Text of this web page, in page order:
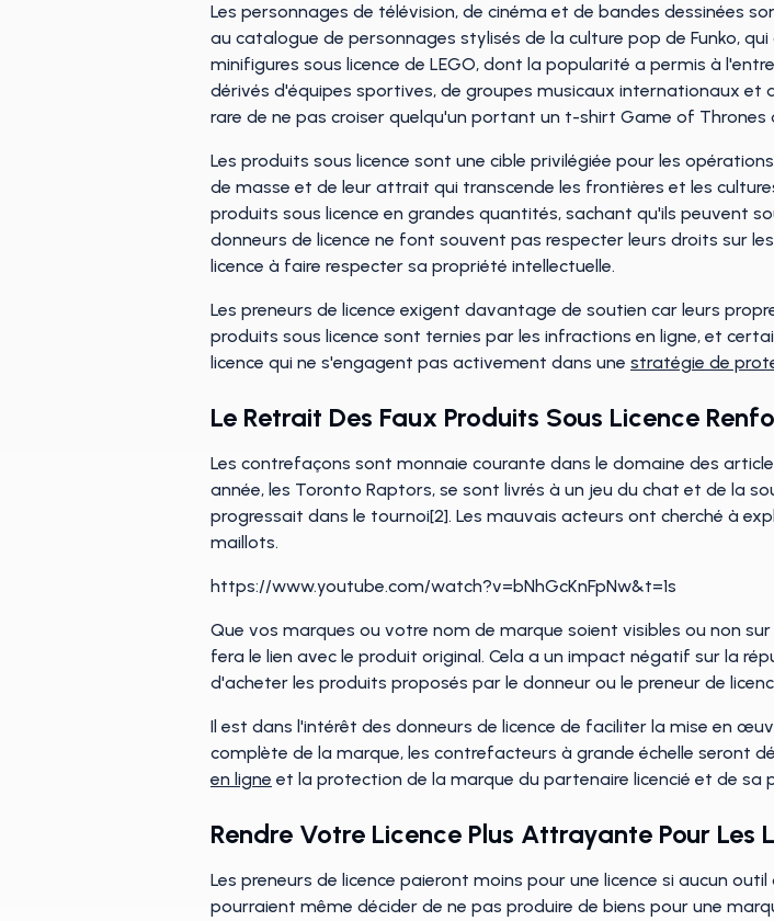
Les personnages de télévision, de cinéma et de bandes dessinées
au catalogue de personnages stylisés de la culture pop de Funko,
minifigures sous licence de LEGO, dont la popularité a permis à
dérivés d'équipes sportives, de groupes musicaux internationaux et
rare de ne pas croiser quelqu'un portant un t-shirt Game of Thrones
Les produits sous licence sont une cible privilégiée pour les
de masse et de leur attrait qui transcende les frontières et les
produits sous licence en grandes quantités, sachant qu'ils peuvent
donneurs de licence ne font souvent pas respecter leurs droits sur
licence à faire respecter sa propriété intellectuelle.
Les preneurs de licence exigent davantage de soutien car leurs
produits sous licence sont ternies par les infractions en ligne, et
licence qui ne s'engagent pas activement dans une stratégie de
Le Retrait Des Faux Produits Sous Licence
Les contrefaçons sont monnaie courante dans le domaine des
année, les Toronto Raptors, se sont livrés à un jeu du chat et de la
progressait dans le tournoi[2]. Les mauvais acteurs ont cherché à
maillots.
https://www.youtube.com/watch?v=bNhGcKnFpNw&t=1s
Que vos marques ou votre nom de marque soient visibles ou non
fera le lien avec le produit original. Cela a un impact négatif sur la
d'acheter les produits proposés par le donneur ou le preneur de
Il est dans l'intérêt des donneurs de licence de faciliter la mise en
complète de la marque, les contrefacteurs à grande échelle seront
en ligne et la protection de la marque du partenaire licencié et de sa
Rendre Votre Licence Plus Attrayante Pour Les
Les preneurs de licence paieront moins pour une licence si aucun
pourraient même décider de ne pas produire de biens pour une